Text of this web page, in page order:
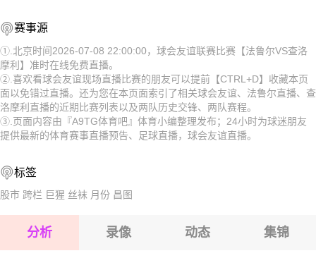
2026-08-17 【球会友谊】 法鲁尔VS查洛摩利
2026-08-17 【球会友谊】 法鲁尔VS查洛摩利
2026-08-17 【球会友谊】 法鲁尔VS查洛摩利
2026-08-17 【球会友谊】 法鲁尔VS查洛摩利
2026-08-17 【球会友谊】 法鲁尔VS查洛摩利
2026-08-17 【球会友谊】 法鲁尔VS查洛摩利
2026-08-17 【球会友谊】 法鲁尔VS查洛摩利
赛事源
①.北京时间2026-07-08 22:00:00，球会友谊联赛比赛【法鲁尔VS查洛
摩利】准时在线免费直播。
②.喜欢看球会友谊现场直播比赛的朋友可以提前【CTRL+D】收藏本页
面以免错过直播。还为您在本页面索引了相关球会友谊、法鲁尔直播、查
洛摩利直播的近期比赛列表以及两队历史交锋、两队赛程。
③.页面内容由『A9TG体育吧』体育小编整理发布；24小时为球迷朋友
提供最新的体育赛事直播预告、足球直播，球会友谊直播。
标签
股市 跨栏 巨猩 丝袜 月份 昌图
分析 录像 动态 集锦